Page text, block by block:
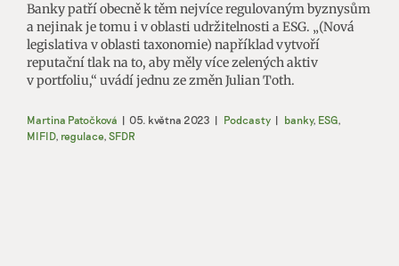
Banky patří obecně k těm nejvíce regulovaným byznysům
a nejinak je tomu i v oblasti udržitelnosti a ESG. „(Nová
legislativa v oblasti taxonomie) například vytvoří
reputační tlak na to, aby měly více zelených aktiv
v portfoliu,“ uvádí jednu ze změn Julian Toth.
Martina Patočková | 05. května 2023 | Podcasty | banky, ESG,
MIFID, regulace, SFDR